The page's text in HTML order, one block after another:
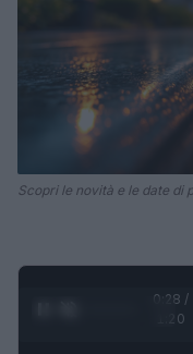
Scopri le novità e le date di
0:28 /
1:20